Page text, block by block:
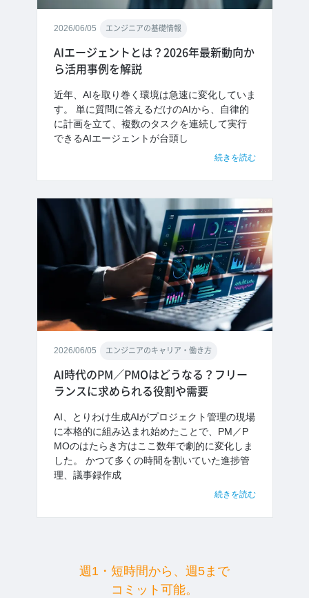
2026/06/05 エンジニアの基礎情報
AIエージェントとは？2026年最新動向か
ら活用事例を解説
近年、AIを取り巻く環境は急速に変化していま
す。 単に質問に答えるだけのAIから、自律的
に計画を立て、複数のタスクを連続して実行
できるAIエージェントが台頭し
続きを読む
2026/06/05 エンジニアのキャリア・働き方
AI時代のPM／PMOはどうなる？フリー
ランスに求められる役割や需要
AI、とりわけ生成AIがプロジェクト管理の現場
に本格的に組み込まれ始めたことで、PM／P
MOのはたらき方はここ数年で劇的に変化しま
した。 かつて多くの時間を割いていた進捗管
理、議事録作成
続きを読む
週1・短時間から、週5まで
コミット可能。